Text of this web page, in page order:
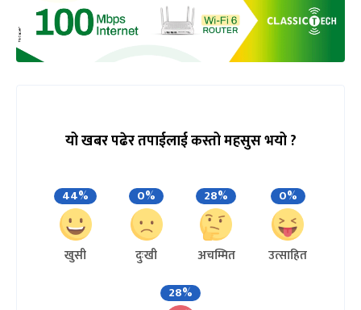
यो खबर पढेर तपाईलाई कस्तो महसुस भयो ?
44%
खुसी
0%
दुःखी
28%
अचम्मित
0%
उत्साहित
28%